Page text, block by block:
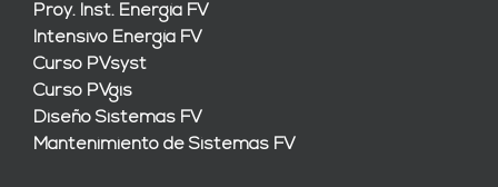
Proy. Inst. Energía FV
Intensivo Energía FV
Curso PVsyst
Curso PVgis
Diseño Sistemas FV
Mantenimiento de Sistemas FV